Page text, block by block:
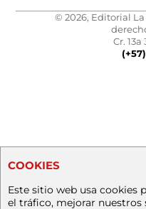
© 2026, Editorial La
Cr.
COOKIES
Este sitio web usa cookies
el tráfico, mejorar nuestros